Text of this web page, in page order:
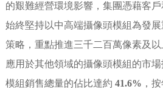
的艱難經營環境影響，集團憑藉客戶
始終堅持以中高端攝像頭模組為發
策略，重點推進三千二百萬像素及
應用於其他領域的攝像頭模組的市
模組銷售總量的佔比達約 41.6% ，